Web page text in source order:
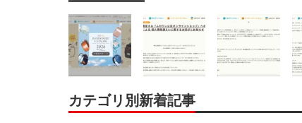
カテゴリ別新着記事